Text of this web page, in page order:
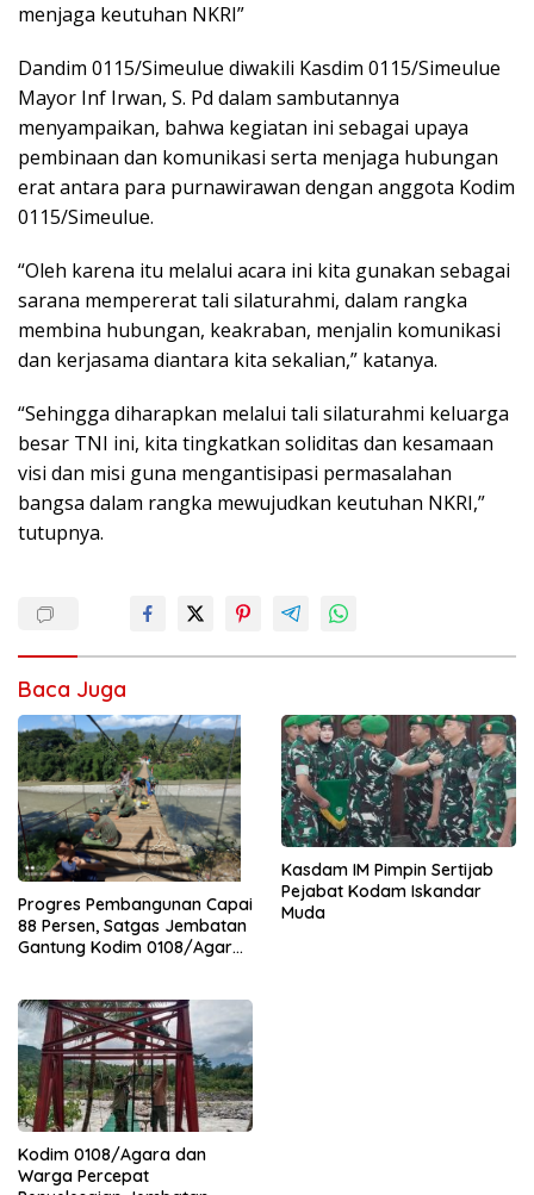
menjaga keutuhan NKRI”
Dandim 0115/Simeulue diwakili Kasdim 0115/Simeulue
Mayor Inf Irwan, S. Pd dalam sambutannya
menyampaikan, bahwa kegiatan ini sebagai upaya
pembinaan dan komunikasi serta menjaga hubungan
erat antara para purnawirawan dengan anggota Kodim
0115/Simeulue.
“Oleh karena itu melalui acara ini kita gunakan sebagai
sarana mempererat tali silaturahmi, dalam rangka
membina hubungan, keakraban, menjalin komunikasi
dan kerjasama diantara kita sekalian,” katanya.
“Sehingga diharapkan melalui tali silaturahmi keluarga
besar TNI ini, kita tingkatkan soliditas dan kesamaan
visi dan misi guna mengantisipasi permasalahan
bangsa dalam rangka mewujudkan keutuhan NKRI,”
tutupnya.
Baca Juga
Progres Pembangunan Capai
88 Persen, Satgas Jembatan
Gantung Kodim 0108/Agara
Kasdam IM Pimpin Sertijab
Pejabat Kodam Iskandar
Muda
Kodim 0108/Agara dan
Warga Percepat